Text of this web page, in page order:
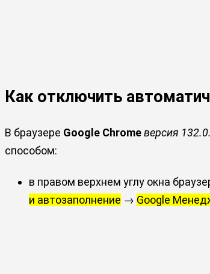
Как отключить
В браузере Google Chromeверсия
способом:
в правом верхнем углу окна
и автозаполнение → Google